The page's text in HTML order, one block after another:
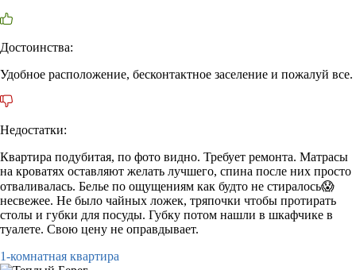
Достоинства:
Удобное расположение, бесконтактное заселение и пожалуй все.
Недостатки:
Квартира подубитая, по фото видно. Требует ремонта. Матрасы
на кроватях оставляют желать лучшего, спина после них просто
отваливалась. Белье по ощущениям как будто не стиралось😱
несвежее. Не было чайных ложек, тряпочки чтобы протирать
столы и губки для посуды. Губку потом нашли в шкафчике в
туалете. Свою цену не оправдывает.
1-комнатная квартира